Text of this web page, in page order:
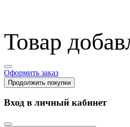
Товар
Оформить заказ
Продолжить покупки
Вход в личный кабинет